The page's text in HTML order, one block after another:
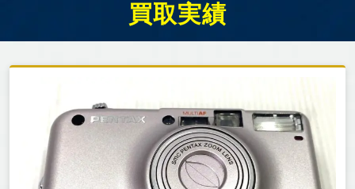
買取実績